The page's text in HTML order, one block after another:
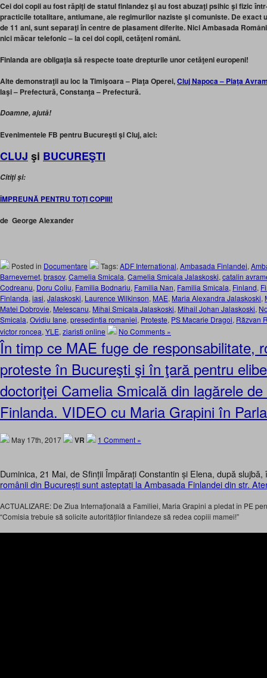
Cei doi copii au fost răpiţi de statul finlandez şi au fost abuzaţi psihic şi fizic
practicile totalitare, antiumane, ale regimurilor naziste şi comuniste. De exact
de 11 ani, sunt separaţi în centre de plasament diferite. Nici Ambasada
nici măcar telefonic – la cei doi copii, cetăţeni români.
Finlanda are obligaţia să respecte toate drepturile unor cetăţeni europeni!
Alte demonstraţii au loc la Timişoara – Piaţa Operei,Cluj Napoca – Piaţa
Iaşi – Prefectură, Constanţa – Prefectură.
Doamne, ajută!
Evenimentele FB pentru Bucureşti şi Cluj, aici:
CLUJ şi BUCUREŞTI
Citiţi şi:
ÎMPREUNĂ PENTRU TOȚI COPIII!
de George Alexander
Posted in Documentare Tags:ADF International, Ambasada Finlandei,
Barnevernet, brasov, Camelia Smicala, Camelia Smicala Jalaskoski, catalin
Codreanu, Doru Coliu, Familia Bodnariu, Familia Nan, Familia Smicala, Finland,
Finlanda, iasi, Jalaskoski, Laurence Wilkinson, MAE, Maria Alexandra Jalaskoski,
Matei Dobrovie, Melescanu, Mihai Smicala Jalaskoski, Mihail Johan Jalaskoski,
Smicala, Ovidiu Iane, presedintia romaniei, Proteste, PS Macarie Dragoi, Răzvan
victor roncea, YLE, ziaristi online No Comments »
În timp ce MAE fuge de responsabilitate,
proteste în Bucureşti şi în ţară pentru
doctoriţei Camelia Smicală din lagărele
Finlanda. VIDEO cu Maria Grapini în
May 17th, 2017 VR 1 Comment »
Duminica, 21 Mai, de Sfinții Împărați Constantin și Elena, după
românii din București sunt asteptați la Ambasada Finlandei din str.
ACTUALIZARE: De Ziua Internațională a Familiei, Maria Grapini a pledat în PE
“Comisia trebuie să solicite autorităților finlandeze să redea copiii mamei!”